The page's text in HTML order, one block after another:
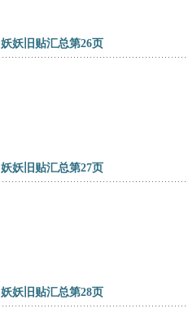
妖妖旧贴汇总第26页
妖妖旧贴汇总第27页
妖妖旧贴汇总第28页